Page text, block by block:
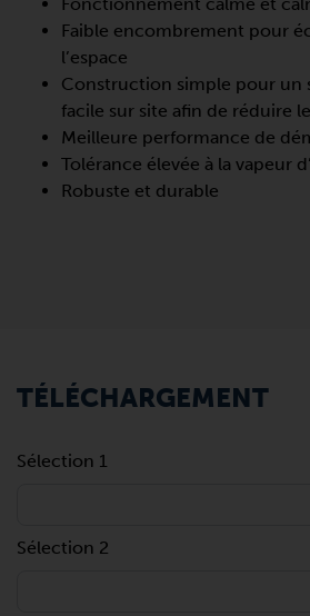
Faible encombrement pour
l’espace
Construction simple pour un
facile sur site afin de réduire
Meilleure performance de
Tolérance élevée à la vapeur
Robuste et durable
TÉLÉCHARGEMENT
Sélection 1
Sélection 2